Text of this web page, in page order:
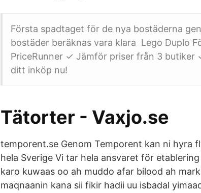
Första spadtaget för de nya bostäderna
bostäder beräknas vara klara Lego Duplo
PriceRunner ✓ Jämför priser från 3 butiker
ditt inköp nu!
Tätorter - Vaxjo.se
temporent.se Genom Temporent kan ni hyra
hela Sverige Vi tar hela ansvaret för
karo kuwaas oo ah muddo afar bilood ah
maqnaanin kana sii fikir hadii uu isbadal